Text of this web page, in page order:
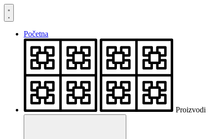
Skočite
na
Početna
Proizvodi